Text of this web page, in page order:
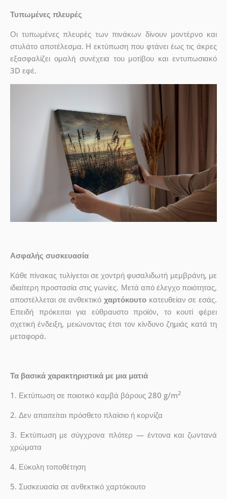
Τυπωμένες πλευρές
Οι τυπωμένες πλευρές των πινάκων δίνουν μοντέρνο και
στυλάτο αποτέλεσμα. Η εκτύπωση που φτάνει έως τις άκρες
εξασφαλίζει ομαλή συνέχεια του μοτίβου και εντυπωσιακό
3D εφέ.
Ασφαλής συσκευασία
Κάθε πίνακας τυλίγεται σε χοντρή φυσαλιδωτή μεμβράνη, με
ιδιαίτερη προστασία στις γωνίες. Μετά από έλεγχο ποιότητας,
αποστέλλεται σε ανθεκτικό χαρτόκουτο κατευθείαν σε εσάς.
Επειδή πρόκειται για εύθραυστο προϊόν, το κουτί φέρει
σχετική ένδειξη, μειώνοντας έτσι τον κίνδυνο ζημιάς κατά τη
μεταφορά.
Τα βασικά χαρακτηριστικά με μια ματιά
1. Εκτύπωση σε ποιοτικό καμβά βάρους 280 g/m2
2. Δεν απαιτείται πρόσθετο πλαίσιο ή κορνίζα
3. Εκτύπωση με σύγχρονα πλότερ — έντονα και ζωντανά
χρώματα
4. Εύκολη τοποθέτηση
5. Συσκευασία σε ανθεκτικό χαρτόκουτο